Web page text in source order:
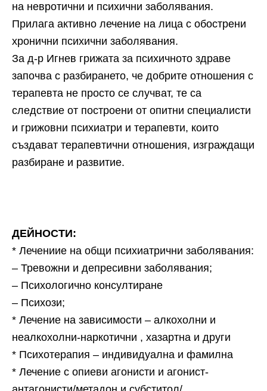
на невротични и психични заболявания.
Прилага активно лечение на лица с обострени
хронични психични заболявания.
За д-р Игнев грижата за психичното здраве
започва с разбирането, че добрите отношения с
терапевта не просто се случват, те са
следствие от построени от опитни специалисти
и грижовни психиатри и терапевти, които
създават терапевтични отношения, изграждащи
разбиране и развитие.
ДЕЙНОСТИ:
* Лечениие на общи психиатрични заболявания:
– Тревожни и депресивни заболявания;
– Психологично консултиране
– Психози;
* Лечение на зависимости – алкохолни и
неалкохолни-наркотични , хазартна и други
* Психотерапия – индивидуална и фамилна
* Лечение с опиеви агонисти и агонист-